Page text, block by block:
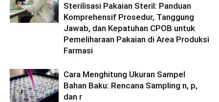
Sterilisasi Pakaian Steril: Panduan
Komprehensif Prosedur, Tanggung
Jawab, dan Kepatuhan CPOB untuk
Pemeliharaan Pakaian di Area Produksi
Farmasi
Cara Menghitung Ukuran Sampel
Bahan Baku: Rencana Sampling n, p,
dan r